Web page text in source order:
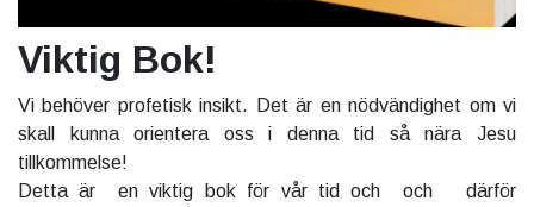
Viktig Bok!
Vi behöver profetisk insikt. Det är en nödvändighet om vi
skall kunna orientera oss i denna tid så nära Jesu
tillkommelse!
Detta är en viktig bok för vår tid och och därför